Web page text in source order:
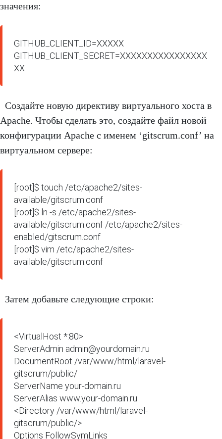
значения:
GITHUB_CLIENT_ID=XXXXX
GITHUB_CLIENT_SECRET=XXXXXXXXXXXXXXXX
XX
Создайте новую директиву виртуального хоста в
Apache. Чтобы сделать это, создайте файл новой
конфигурации Apache с именем ‘gitscrum.conf’ на
виртуальном сервере:
[root]$ touch /etc/apache2/sites-
available/gitscrum.conf
[root]$ ln -s /etc/apache2/sites-
available/gitscrum.conf /etc/apache2/sites-
enabled/gitscrum.conf
[root]$ vim /etc/apache2/sites-
available/gitscrum.conf
Затем добавьте следующие строки:
<VirtualHost *:80>
ServerAdmin admin@yourdomain.ru
DocumentRoot /var/www/html/laravel-
gitscrum/public/
ServerName your-domain.ru
ServerAlias www.your-domain.ru
<Directory /var/www/html/laravel-
gitscrum/public/>
Options FollowSymLinks